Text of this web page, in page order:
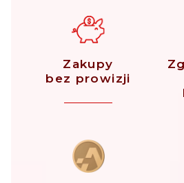
Zakupy
bez prowizji